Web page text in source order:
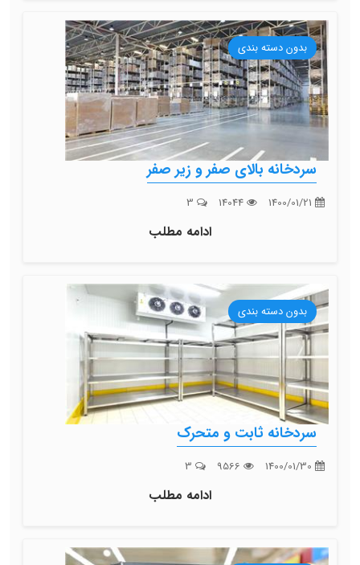
بدون دسته بندی
سردخانه بالای صفر و زیر صفر
ادامه مطلب
بدون دسته بندی
سردخانه ثابت و متحرک
ادامه مطلب